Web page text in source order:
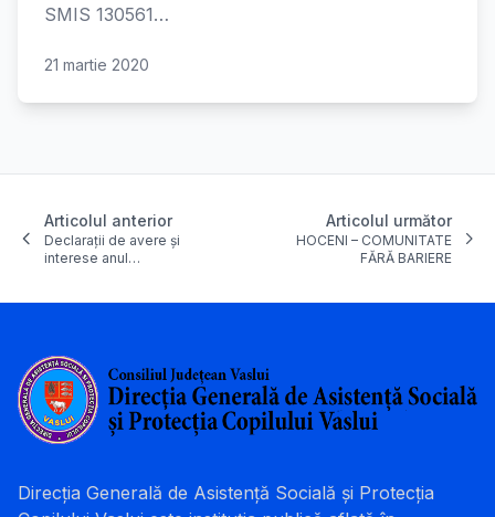
SMIS 130561…
21 martie 2020
Articolul anterior
Declarații de avere și
interese anul…
Articolul următor
HOCENI – COMUNITATE
FĂRĂ BARIERE
Direcția Generală de Asistență Socială și Protecția